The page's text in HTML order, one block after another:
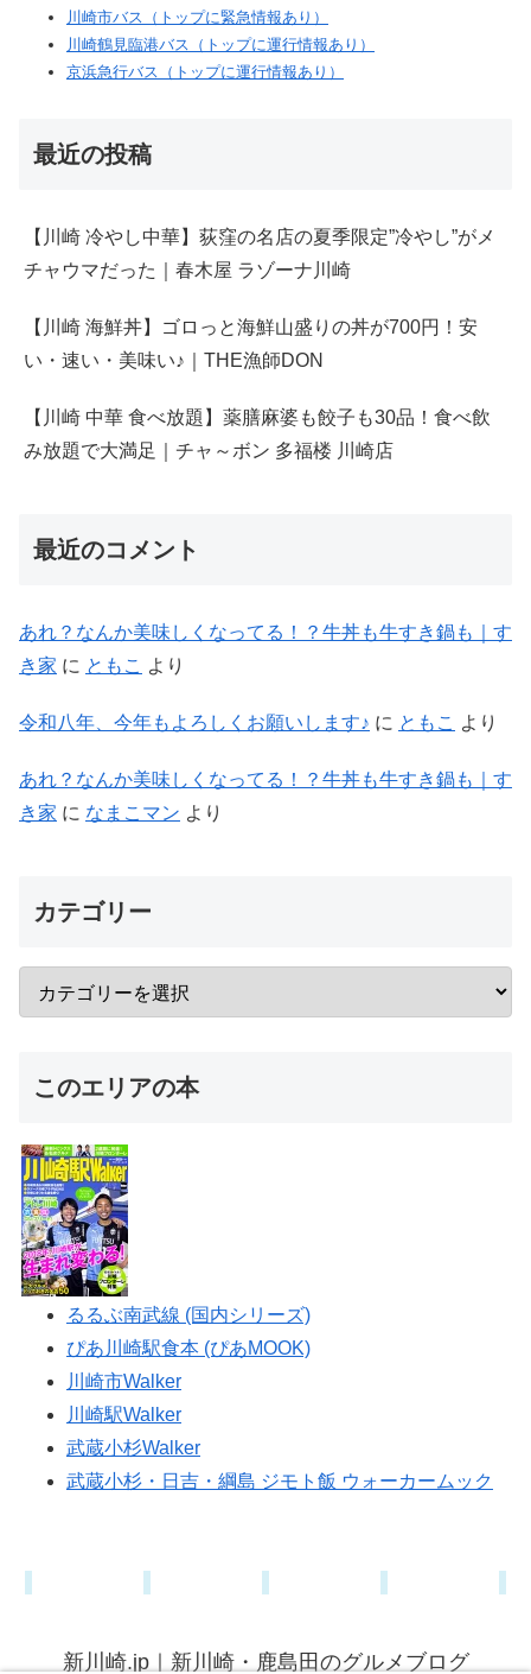
川崎市バス（トップに緊急情報あり）
川崎鶴見臨港バス（トップに運行情報あり）
京浜急行バス（トップに運行情報あり）
最近の投稿
【川崎 冷やし中華】荻窪の名店の夏季限定”冷やし”がメ
チャウマだった｜春木屋 ラゾーナ川崎
【川崎 海鮮丼】ゴロっと海鮮山盛りの丼が700円！安
い・速い・美味い♪｜THE漁師DON
【川崎 中華 食べ放題】薬膳麻婆も餃子も30品！食べ飲
み放題で大満足｜チャ～ボン 多福楼 川崎店
最近のコメント
あれ？なんか美味しくなってる！？牛丼も牛すき鍋も｜す
き家 に ともこ より
令和八年、今年もよろしくお願いします♪ に ともこ より
あれ？なんか美味しくなってる！？牛丼も牛すき鍋も｜す
き家 に なまこマン より
カテゴリー
このエリアの本
るるぶ南武線 (国内シリーズ)
ぴあ川崎駅食本 (ぴあMOOK)
川崎市Walker
川崎駅Walker
武蔵小杉Walker
武蔵小杉・日吉・綱島 ジモト飯 ウォーカームック
新川崎.jp｜新川崎・鹿島田のグルメブログ